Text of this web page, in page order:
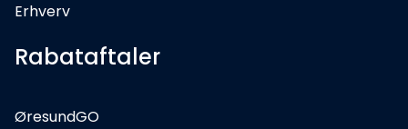
Erhverv
Rabataftaler
ØresundGO